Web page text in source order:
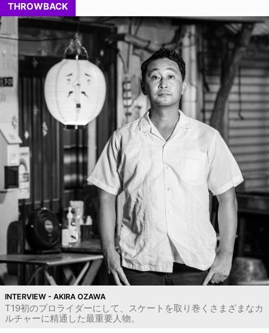
THROWBACK
INTERVIEW - AKIRA OZAWA
T19初のプロライダーにして、スケートを取り巻くさまざまなカ
ルチャーに精通した最重要人物。